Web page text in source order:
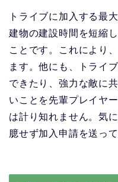
トライブに加入する最
建物の建設時間を短縮
ことです。これにより
ます。他にも、トライ
できたり、強力な敵に
いことを先輩プレイヤ
は計り知れません。気
臆せず加入申請を送っ